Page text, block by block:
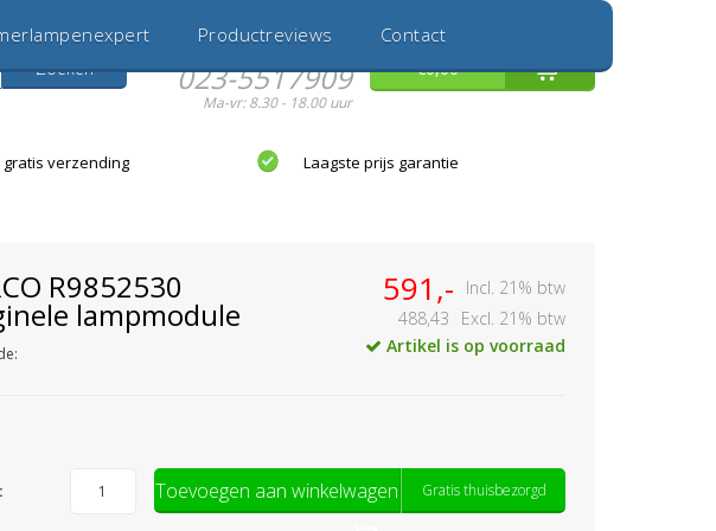
Inloggen
Zoeken
Hulp nodig?
023-5517909
Ma-vr: 8.30 - 18.00 uur
€0,00
Productreviews Contact
gratis verzending Laagste prijs garantie
R9852530
lampmodule
591,-
Incl. 21% btw
488,43
Excl. 21% btw
Artikel is op voorraad
Toevoegen aan winkelwagen Gratis thuisbezorgd